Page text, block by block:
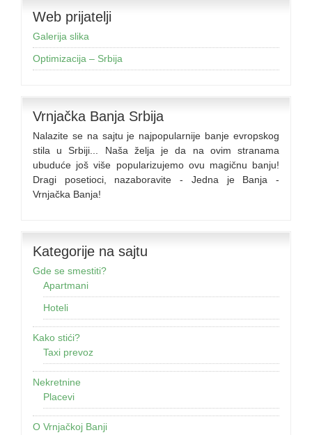
Web prijatelji
Galerija slika
Optimizacija – Srbija
Vrnjačka Banja Srbija
Nalazite se na sajtu je najpopularnije banje evropskog
stila u Srbiji... Naša želja je da na ovim stranama
ubuduće još više popularizujemo ovu magičnu banju!
Dragi posetioci, nazaboravite - Jedna je Banja -
Vrnjačka Banja!
Kategorije na sajtu
Gde se smestiti?
Apartmani
Hoteli
Kako stići?
Taxi prevoz
Nekretnine
Placevi
O Vrnjačkoj Banji